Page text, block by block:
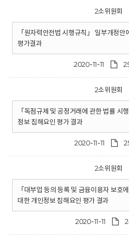
2소위원회
「원자력안전법 시행규칙」 일부개정
평가결과
2020-11-11
2소위원회
「독점규제 및 공정거래에 관한 법률 시
정보 침해요인 평가 결과
2020-11-11
2소위원회
「대부업 등의 등록 및 금융이용자 보호
대한 개인정보 침해요인 평가 결과
2020-11-11